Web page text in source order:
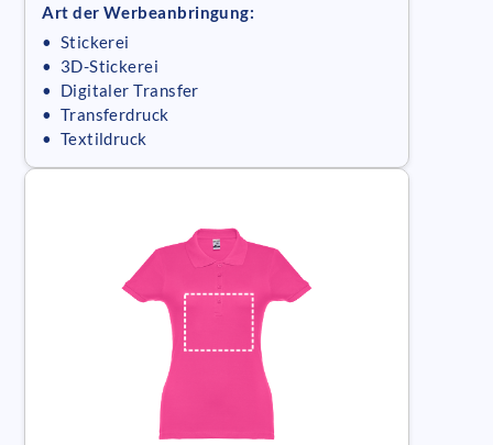
Art der Werbeanbringung:
• Stickerei
• 3D-Stickerei
• Digitaler Transfer
• Transferdruck
• Textildruck